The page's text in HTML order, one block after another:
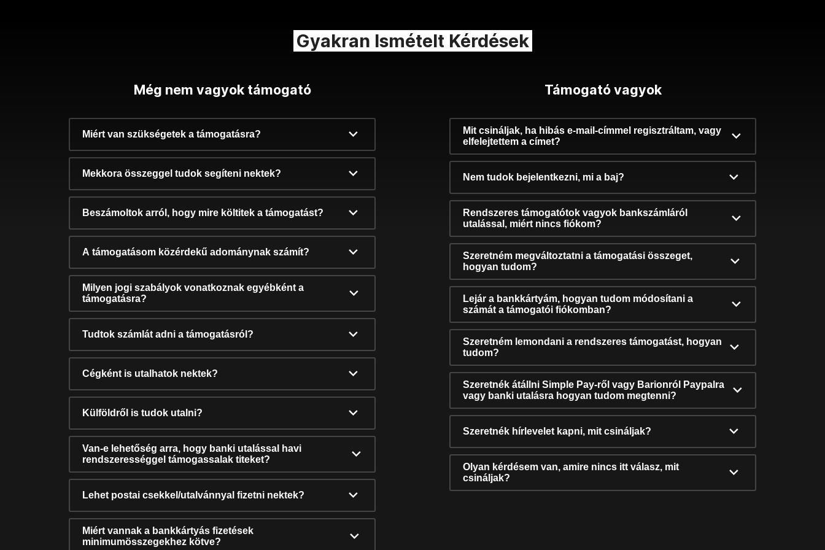
Gyakran Ismételt Kérdések
Még nem vagyok támogató
Miért van szükségetek a támogatásra?
Mekkora összeggel tudok segíteni nektek?
Beszámoltok arról, hogy mire költitek a támogatást?
A támogatásom közérdekű adománynak számít?
Milyen jogi szabályok vonatkoznak egyébként a
támogatásra?
Tudtok számlát adni a támogatásról?
Cégként is utalhatok nektek?
Külföldről is tudok utalni?
Van-e lehetőség arra, hogy banki utalással havi
rendszerességgel támogassalak titeket?
Lehet postai csekkel/utalvánnyal fizetni nektek?
Miért vannak a bankkártyás fizetések
minimumösszegekhez kötve?
Támogató vagyok
Mit csináljak, ha hibás e-mail-címmel regisztráltam, vagy
elfelejtettem a címet?
Nem tudok bejelentkezni, mi a baj?
Rendszeres támogatótok vagyok bankszámláról
utalással, miért nincs fiókom?
Szeretném megváltoztatni a támogatási összeget,
hogyan tudom?
Lejár a bankkártyám, hogyan tudom módosítani a
számát a támogatói fiókomban?
Szeretném lemondani a rendszeres támogatást, hogyan
tudom?
Szeretnék átállni Simple Pay-ről vagy Barionról Paypalra
vagy banki utalásra hogyan tudom megtenni?
Szeretnék hírlevelet kapni, mit csináljak?
Olyan kérdésem van, amire nincs itt válasz, mit
csináljak?